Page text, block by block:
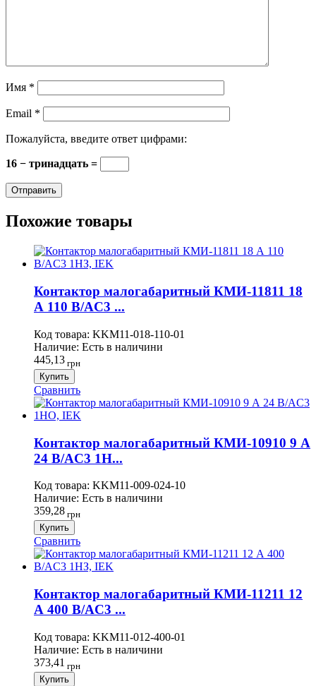
Имя *
Email *
Пожалуйста, введите ответ цифрами:
16 − тринадцать =
Похожие товары
Контактор малогабаритный КМИ-11811 18
А 110 В/AC3 ...
Код товара: KKM11-018-110-01
Наличие: Есть в наличини
445,13 грн
Купить
Сравнить
Контактор малогабаритный КМИ-10910 9 А
24 В/AC3 1Н...
Код товара: KKM11-009-024-10
Наличие: Есть в наличини
359,28 грн
Купить
Сравнить
Контактор малогабаритный КМИ-11211 12
А 400 В/AC3 ...
Код товара: KKM11-012-400-01
Наличие: Есть в наличини
373,41 грн
Купить